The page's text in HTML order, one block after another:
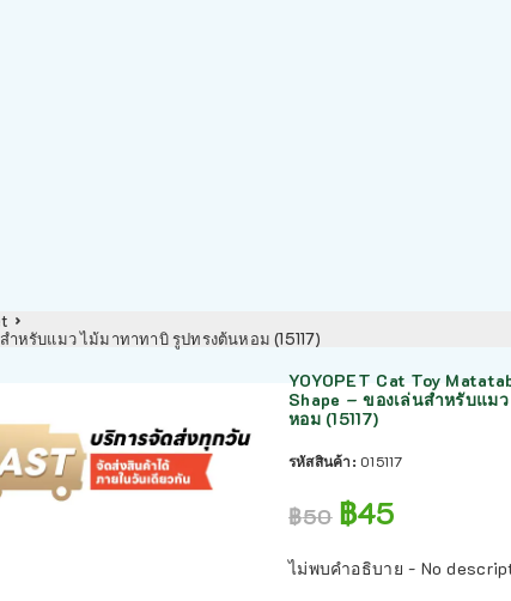
สำหรับแมว ไม้มาทาทาบิ รูปทรงต้นหอม (15117)
YOYOPET Cat Toy
Shape – ของเล่นสำหรับแม
หอม (15117)
รหัสสินค้า: 015117
฿50 ฿45
ไม่พบคำอธิบาย - No